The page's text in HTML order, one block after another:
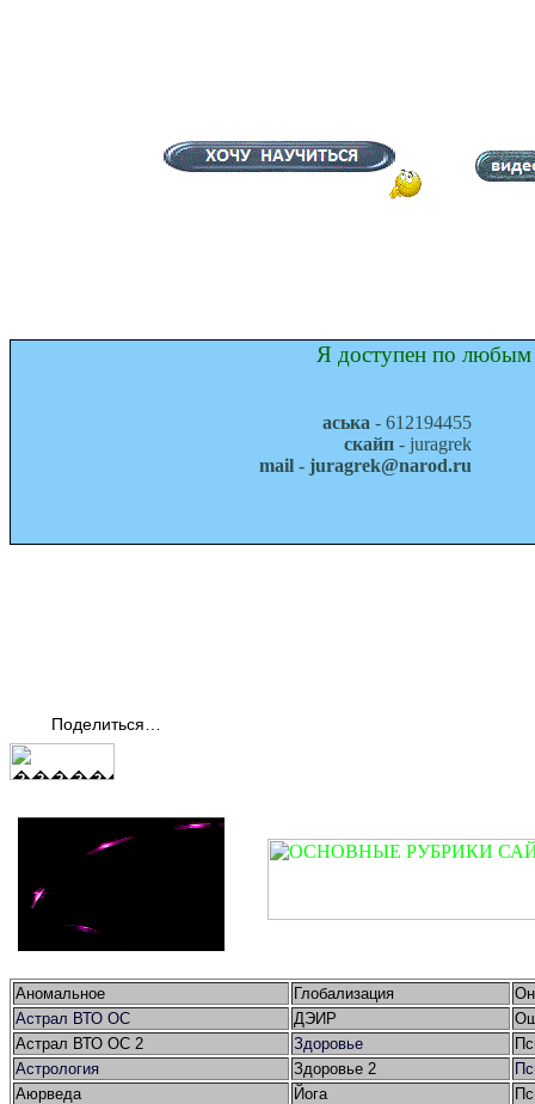
Я доступен по любым
аська - 612194455
скайп - juragrek
mail - juragrek@narod.ru
Поделиться…
Аномальное Глобализация
Астрал ВТО ОС
ДЭИР
Астрал ВТО ОС 2
Здоровье
Астрология
Здоровье 2
Аюрведа
Йога